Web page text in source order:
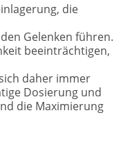
die
Gelenken führen.
beeinträchtigen,
daher immer
Dosierung und
die Maximierung